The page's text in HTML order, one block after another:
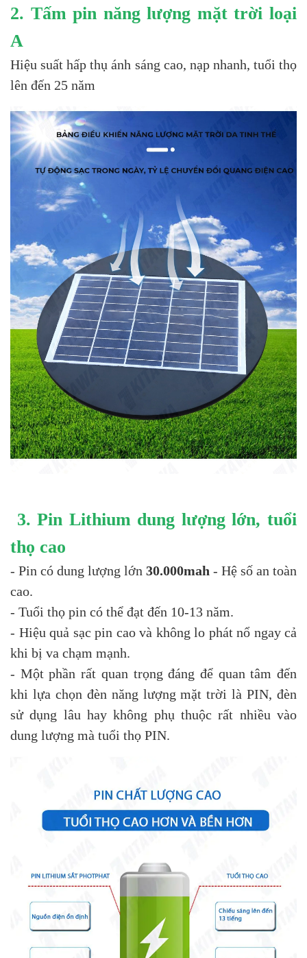
2. Tấm pin năng lượng mặt trời loại
A
Hiệu suất hấp thụ ánh sáng cao, nạp nhanh, tuổi thọ
lên đến 25 năm
3. Pin Lithium dung lượng lớn, tuổi
thọ cao
- Pin có dung lượng lớn 30.000mah - Hệ số an toàn
cao.
- Tuổi thọ pin có thể đạt đến 10-13 năm.
- Hiệu quả sạc pin cao và không lo phát nổ ngay cả
khi bị va chạm mạnh.
- Một phần rất quan trọng đáng để quan tâm đến
khi lựa chọn đèn năng lượng mặt trời là PIN, đèn
sử dụng lâu hay không phụ thuộc rất nhiều vào
dung lượng mà tuổi thọ PIN.